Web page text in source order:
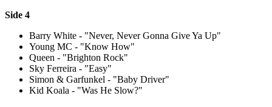
Side 4
Barry White - "Never, Never Gonna Give Ya Up"
Young MC - "Know How"
Queen - "Brighton Rock"
Sky Ferreira - "Easy"
Simon & Garfunkel - "Baby Driver"
Kid Koala - "Was He Slow?"